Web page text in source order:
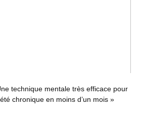
technique mentale très efficace pour
chronique en moins d’un mois »